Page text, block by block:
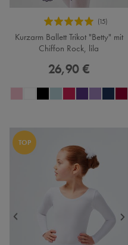
Kurzarm Ballett Trikot "Betty" mit
Chiffon Rock, lila
26,90 €
TOP